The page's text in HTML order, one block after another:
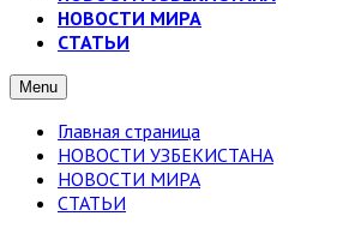
НОВОСТИ МИРА
СТАТЬИ
Menu
Главная страница
НОВОСТИ УЗБЕКИСТАНА
НОВОСТИ МИРА
СТАТЬИ